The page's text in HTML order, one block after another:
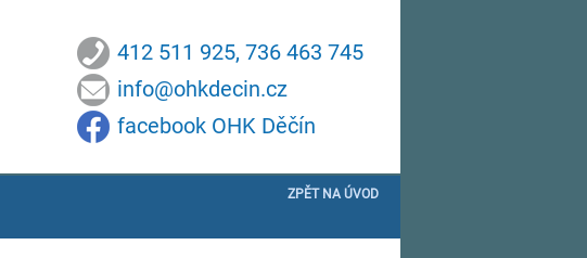
412 511 925, 736 463 745
info@ohkdecin.cz
facebook OHK Děčín
ZPĚT NA ÚVOD